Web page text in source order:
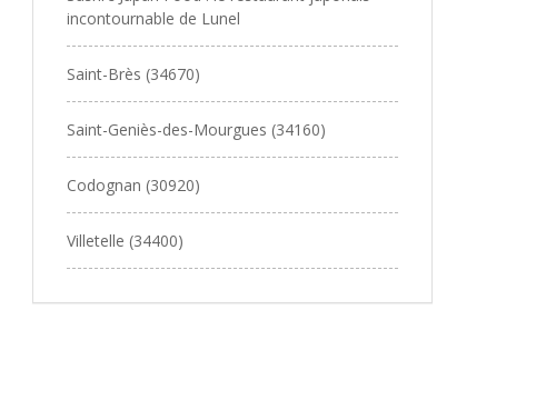
incontournable de Lunel
Saint-Brès (34670)
Saint-Geniès-des-Mourgues (34160)
Codognan (30920)
Villetelle (34400)